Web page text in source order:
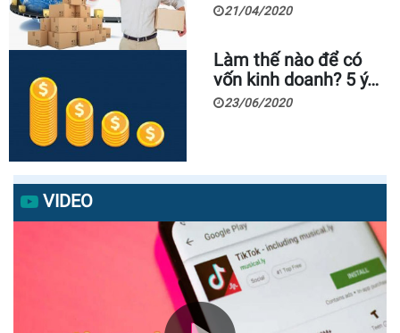
21/04/2020
Làm thế nào để có
vốn kinh doanh? 5 ý…
23/06/2020
VIDEO